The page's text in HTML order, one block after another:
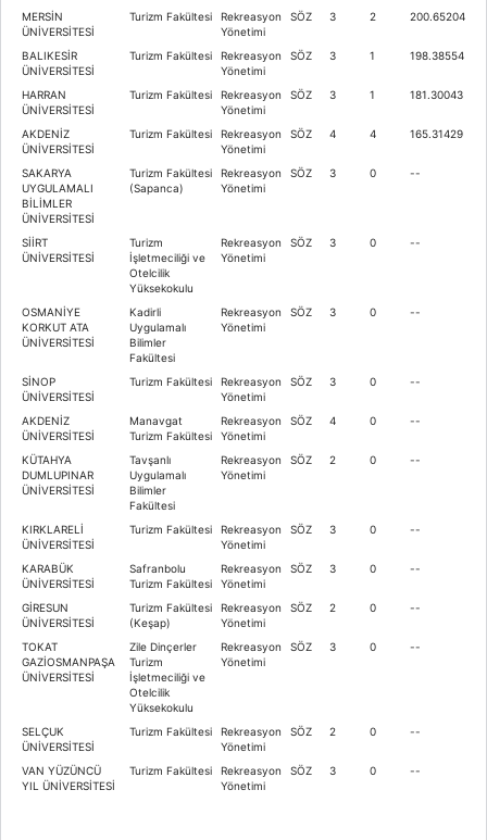
MERSİN
ÜNİVERSİTESİ
Turizm Fakültesi
Rekreasyon
Yönetimi
SÖZ 3 2 200.65204
BALIKESİR
ÜNİVERSİTESİ
Turizm Fakültesi
Rekreasyon
Yönetimi
SÖZ 3 1 198.38554
HARRAN
ÜNİVERSİTESİ
Turizm Fakültesi
Rekreasyon
Yönetimi
SÖZ 3 1 181.30043
AKDENİZ
ÜNİVERSİTESİ
Turizm Fakültesi
Rekreasyon
Yönetimi
SÖZ 4 4 165.31429
SAKARYA
UYGULAMALI
BİLİMLER
ÜNİVERSİTESİ
Turizm Fakültesi
(Sapanca)
Rekreasyon
Yönetimi
SÖZ 3 0 --
SİİRT
ÜNİVERSİTESİ
Turizm
İşletmeciliği ve
Otelcilik
Yüksekokulu
Rekreasyon
Yönetimi
SÖZ 3 0 --
OSMANİYE
KORKUT ATA
ÜNİVERSİTESİ
Kadirli
Uygulamalı
Bilimler
Fakültesi
Rekreasyon
Yönetimi
SÖZ 3 0 --
SİNOP
ÜNİVERSİTESİ
Turizm Fakültesi
Rekreasyon
Yönetimi
SÖZ 3 0 --
AKDENİZ
ÜNİVERSİTESİ
Manavgat
Turizm Fakültesi
Rekreasyon
Yönetimi
SÖZ 4 0 --
KÜTAHYA
DUMLUPINAR
ÜNİVERSİTESİ
Tavşanlı
Uygulamalı
Bilimler
Fakültesi
Rekreasyon
Yönetimi
SÖZ 2 0 --
KIRKLARELİ
ÜNİVERSİTESİ
Turizm Fakültesi
Rekreasyon
Yönetimi
SÖZ 3 0 --
KARABÜK
ÜNİVERSİTESİ
Safranbolu
Turizm Fakültesi
Rekreasyon
Yönetimi
SÖZ 3 0 --
GİRESUN
ÜNİVERSİTESİ
Turizm Fakültesi
(Keşap)
Rekreasyon
Yönetimi
SÖZ 2 0 --
TOKAT
GAZİOSMANPAŞA
ÜNİVERSİTESİ
Zile Dinçerler
Turizm
İşletmeciliği ve
Otelcilik
Yüksekokulu
Rekreasyon
Yönetimi
SÖZ 3 0 --
SELÇUK
ÜNİVERSİTESİ
Turizm Fakültesi
Rekreasyon
Yönetimi
SÖZ 2 0 --
VAN YÜZÜNCÜ
YIL ÜNİVERSİTESİ
Turizm Fakültesi
Rekreasyon
Yönetimi
SÖZ 3 0 --